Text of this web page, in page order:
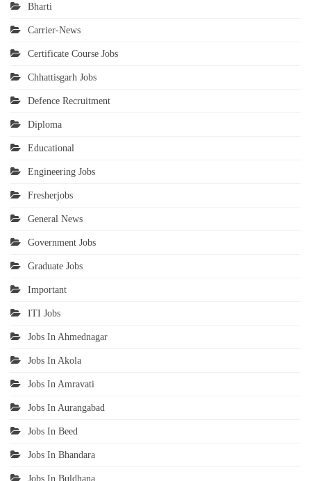
Bharti
Carrier-News
Certificate Course Jobs
Chhattisgarh Jobs
Defence Recruitment
Diploma
Educational
Engineering Jobs
Fresherjobs
General News
Government Jobs
Graduate Jobs
Important
ITI Jobs
Jobs In Ahmednagar
Jobs In Akola
Jobs In Amravati
Jobs In Aurangabad
Jobs In Beed
Jobs In Bhandara
Jobs In Buldhana